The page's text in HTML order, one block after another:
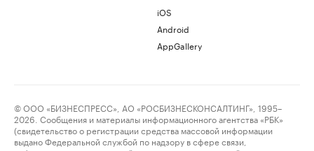
iOS
Android
AppGallery
© ООО «БИЗНЕСПРЕСС», АО «РОСБИЗНЕСКОНСАЛТИНГ», 1995–
2026. Сообщения и материалы информационного агентства «РБК»
(свидетельство о регистрации средства массовой информации
выдано Федеральной службой по надзору в сфере связи,